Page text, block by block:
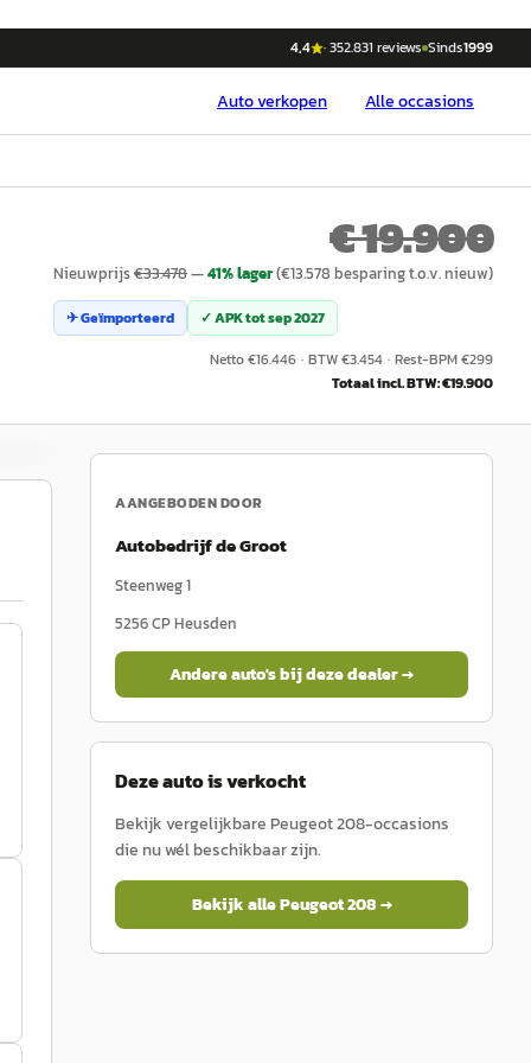
4,4 ·352.831 reviews Sinds1999
Autoverkopen Alle occasions
€ 19.900
Nieuwprijs€33.478—41% lager(€13.578 besparing t.o.v. nieuw)
✈ Geïmporteerd ✓ APK totsep 2027
Netto €16.446 · BTW €3.454 · Rest-BPM €299
Totaal incl. BTW: €19.900
AANGEBODEN DOOR
Autobedrijf de Groot
Steenweg 1
5256 CPHeusden
Andere auto's bij deze dealer →
Deze auto is verkocht
Bekijk vergelijkbare Peugeot208-occasions
die nu wél beschikbaar zijn.
Bekijk allePeugeot208→